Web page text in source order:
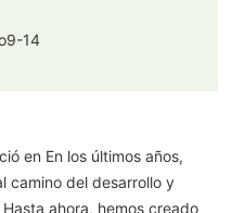
en En los últimos años,
camino del desarrollo y
ahora, hemos creado